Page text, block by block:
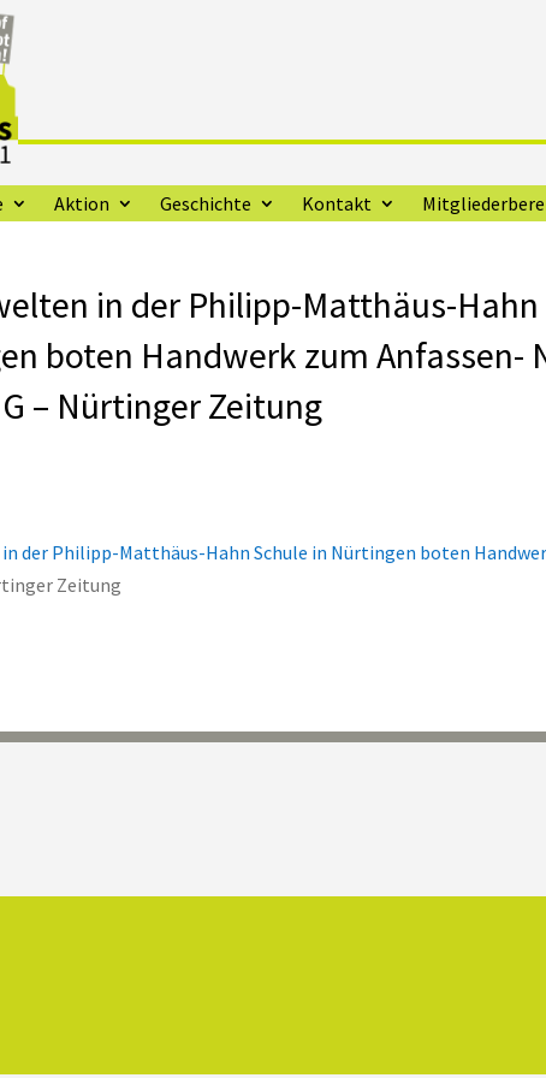
Aktion Geschichte Kontakt
in der Philipp-Matthäus-Hahn
boten Handwerk zum Anfassen-
– Nürtinger Zeitung
der Philipp-Matthäus-Hahn Schule in Nürtingen boten
Zeitung